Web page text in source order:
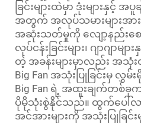
ခြင်းများထဲမှာ ဒုံးများနှင့်
အတွက် အလုပ်သမားများအာ
အဆုံးသတ်မှုကို လျော့နည်းစ
လုပ်ငန်းခြင်းများ၊ ဂျာဂျာမျာ
တဲ့ အခန်းများမှာလည်း အသုံ
Big Fan အသုံးပြုခြင်းမှ လွှမ်းမို
Big Fan ရဲ့ အထူးချက်တစ်
ပိုမိုသုံးစွဲနိုင်သည်။ ထွက်ပေ
အင်အားများကို အသုံးပြုခြင်